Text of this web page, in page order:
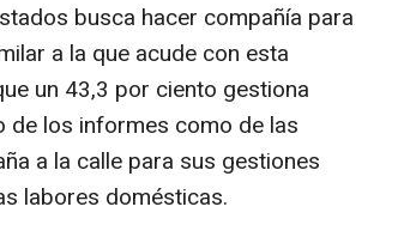
busca hacer compañía para
a la que acude con esta
un 43,3 por ciento gestiona
de los informes como de las
a la calle para sus gestiones
labores domésticas.